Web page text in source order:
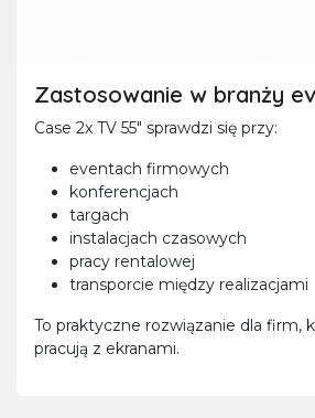
Zastosowanie w branży
Case 2x TV 55" sprawdzi się przy:
eventach firmowych
konferencjach
targach
instalacjach czasowych
pracy rentalowej
transporcie między realizacjami
To praktyczne rozwiązanie dla firm,
pracują z ekranami.